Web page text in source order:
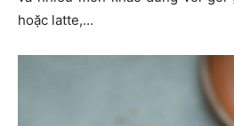
hoặc latte,…